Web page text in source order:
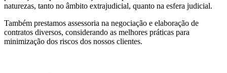
naturezas, tanto no âmbito extrajudicial, quanto na esfera judicial.
Também prestamos assessoria na negociação e elaboração de
contratos diversos, considerando as melhores práticas para
minimização dos riscos dos nossos clientes.